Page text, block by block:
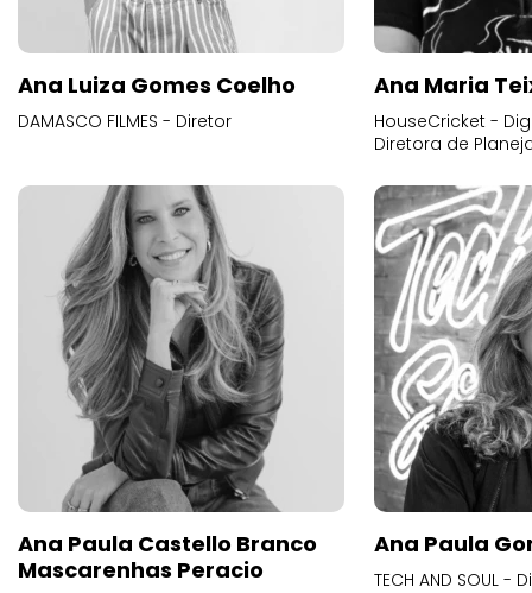
Ana Luiza Gomes Coelho
DAMASCO FILMES - Diretor
Ana Maria
HouseCricket -
Diretora de
Ana Paula Castello Branco
Mascarenhas Peracio
Ana Paula
TECH AND SOUL